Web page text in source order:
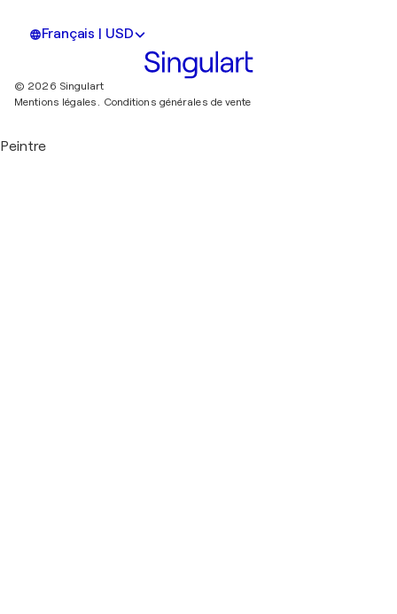
Français | USD
© 2026 Singulart
Mentions légales. Conditions générales de vente
Peintre